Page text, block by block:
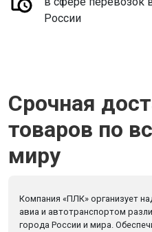
России
Срочная
товаров по
миру
Компания «ПЛК» организует
авиа и автотранспортом
города России и мира.